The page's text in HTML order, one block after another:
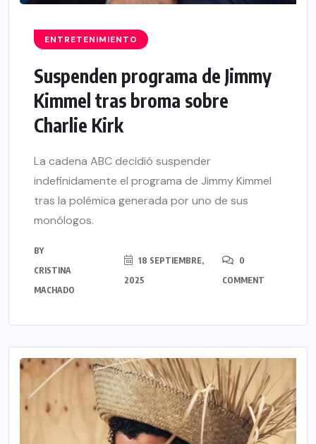
ENTRETENIMIENTO
Suspenden programa de Jimmy
Kimmel tras broma sobre
Charlie Kirk
La cadena ABC decidió suspender
indefinidamente el programa de Jimmy Kimmel
tras la polémica generada por uno de sus
monólogos.
BY
CRISTINA
MACHADO
18 SEPTIEMBRE,
2025
0
COMMENT